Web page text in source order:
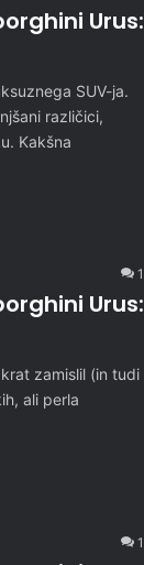
Urus:
SUV-ja.
različici,
Kakšna
1
Urus:
zamislil (in tudi
ali perla
1